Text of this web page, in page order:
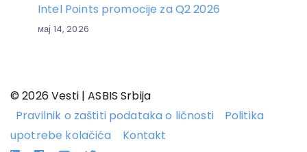
Intel Points promocije za Q2 2026
мај 14, 2026
© 2026 Vesti | ASBIS Srbija
Pravilnik o zaštiti podataka o ličnosti
Politika
upotrebe kolačića
Kontakt